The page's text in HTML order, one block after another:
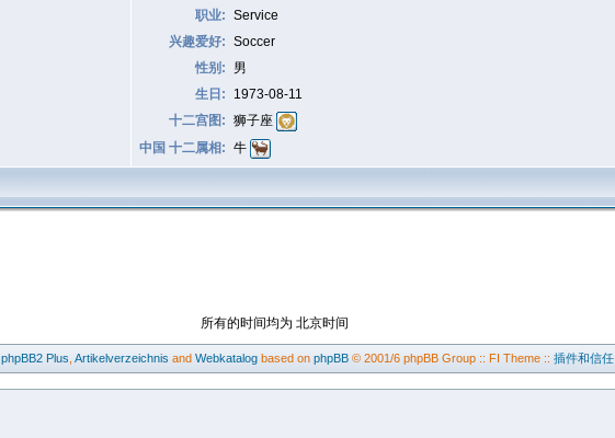
职业: Service
兴趣爱好: Soccer
性别:
男
生日:
1973-08-11
十二宫图: 狮子座
中国 十二属相: 牛
所有的时间均为 北京时间
phpBB2 Plus Artikelverzeichnis and Webkatalog based on phpBB © 2001/6 phpBB Group :: FI Theme :: 插件和信任